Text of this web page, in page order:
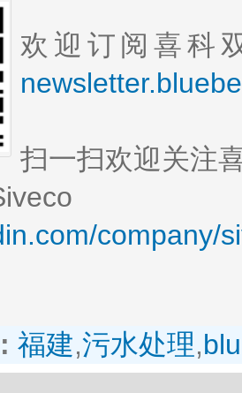
欢迎订阅喜科
扫一扫欢迎关注
company/
福建,污水处理,